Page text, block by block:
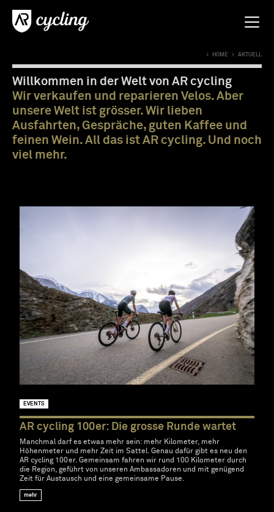
> HOME > AKTUELL
Willkommen in der Welt von AR cycling
Wir verkaufen und reparieren Velos. Aber
unsere Welt ist grösser. Wir lieben
Ausfahrten, Gespräche, guten Kaffee und
feinen Wein. All das ist AR cycling. Und noch
viel mehr.
EVENTS
AR cycling 100er: Die grosse Runde wartet
Manchmal darf es etwas mehr sein: mehr Kilometer, mehr
Höhenmeter und mehr Zeit im Sattel. Genau dafür gibt es neu den
AR cycling 100er. Gemeinsam fahren wir rund 100 Kilometer durch
die Region, geführt von unseren Ambassadoren und mit genügend
Zeit für Austausch und eine gemeinsame Pause.
mehr